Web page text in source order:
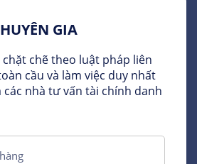
GIA
chặt chẽ theo luật pháp liên
cầu và làm việc duy nhất
các nhà tư vấn tài chính danh